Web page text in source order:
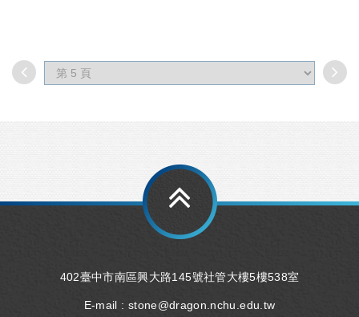
402臺中市南區興大路145號社管大樓5樓538室
E-mail : stone@dragon.nchu.edu.tw